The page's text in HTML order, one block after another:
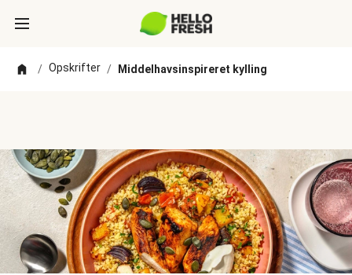
/ Opskrifter / Middelhavsinspireret kylling